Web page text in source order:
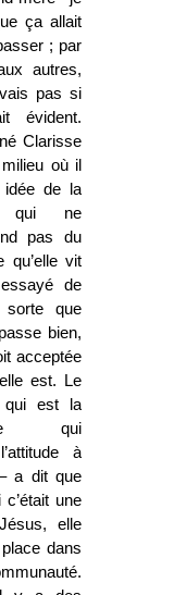
ça allait
; par
autres,
pas si
évident.
Clarisse
où il
de la
qui ne
pas du
qu’elle vit
de
sorte que
bien,
acceptée
est. Le
qui est la
qui
à
a dit que
une
elle
dans